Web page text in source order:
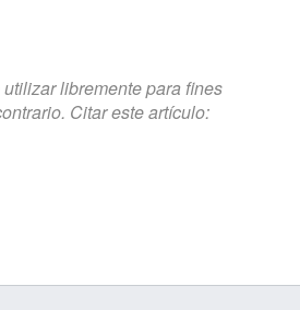
libremente para fines
Citar este artículo: